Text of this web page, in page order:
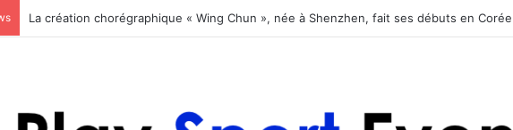
La création chorégraphique « Wing Chun », née à Shenzhen, fait ses débuts en